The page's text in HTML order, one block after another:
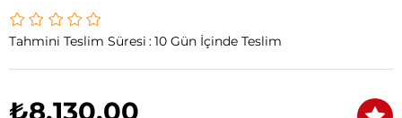
Tahmini Teslim Süresi :10 Gün İçinde Teslim
₺8.130,00